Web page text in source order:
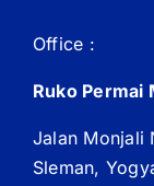
Office :
Ruko Permai
Jalan Monjali
Sleman,